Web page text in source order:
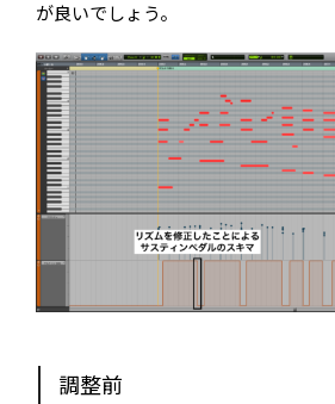
が良いでしょう。
調整前